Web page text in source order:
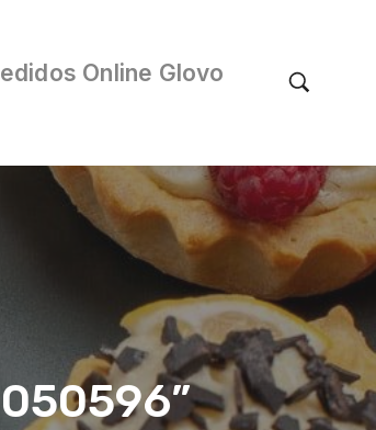
Online Glovo